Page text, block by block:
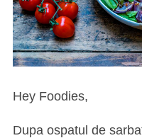
Hey Foodies,
Dupa ospatul de